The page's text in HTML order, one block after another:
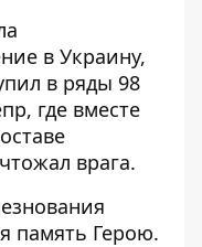
в Украину,
в ряды 98
где вместе
врага.
память Герою.